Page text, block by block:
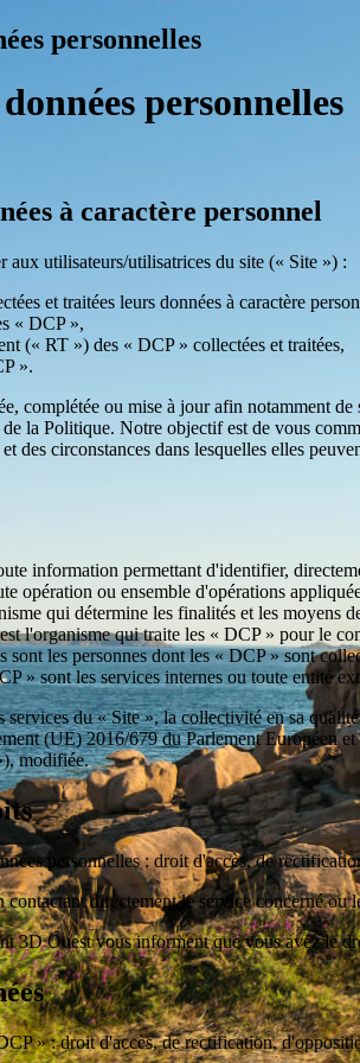
personnelles
personnelles
à caractère personnel
aux utilisateurs/utilisatrices du site (« Site ») :
et traitées leurs données à caractère
« DCP »,
(« RT ») des « DCP » collectées et traitées,
».
complétée ou mise à jour afin notamment
la Politique. Notre objectif est de vous
des circonstances dans lesquelles elles
information permettant d'identifier,
opération ou ensemble d'opérations
qui détermine les finalités et les moyens
l'organisme qui traite les « DCP » pour le
sont les personnes dont les « DCP » sont
» sont les services internes ou toute entité
du « Site », la collectivité en sa
(UE) 2016/679 du Parlement Européen
modifiée.
personnelles : droit d'accès, de
contactant directement le service concerné
3D Ouest vous informent que vous avez le
» : droit d'accès, de rectification,